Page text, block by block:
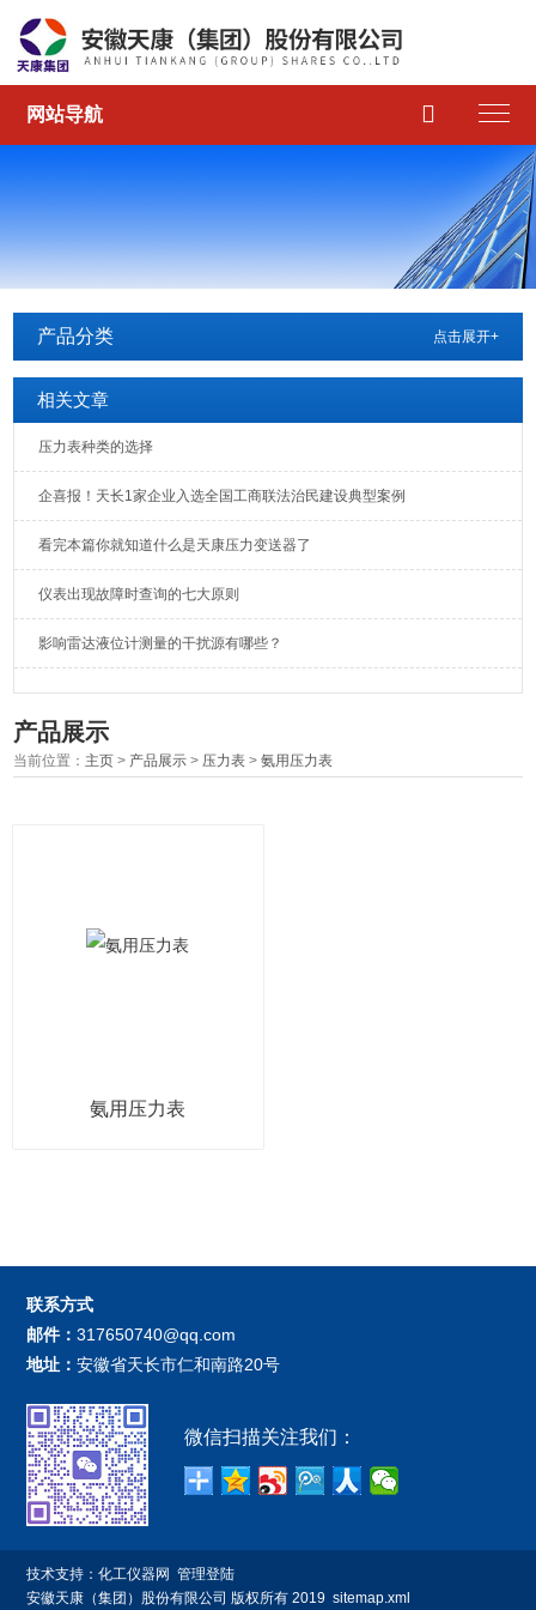
网站导航 
产品分类 点击展开+
相关文章
压力表种类的选择
企喜报！天长1家企业入选全国工商联法治民建设典型案例
看完本篇你就知道什么是天康压力变送器了
仪表出现故障时查询的七大原则
影响雷达液位计测量的干扰源有哪些？
产品展示
当前位置： 主页 > 产品展示 > 压力表 >氨用压力表
氨用压力表
联系方式
邮件：317650740@qq.com
地址：安徽省天长市仁和南路20号
微信扫描关注我们：
技术支持：化工仪器网
管理登陆
安徽天康（集团）股份有限公司 版权所有 2019 sitemap.xml